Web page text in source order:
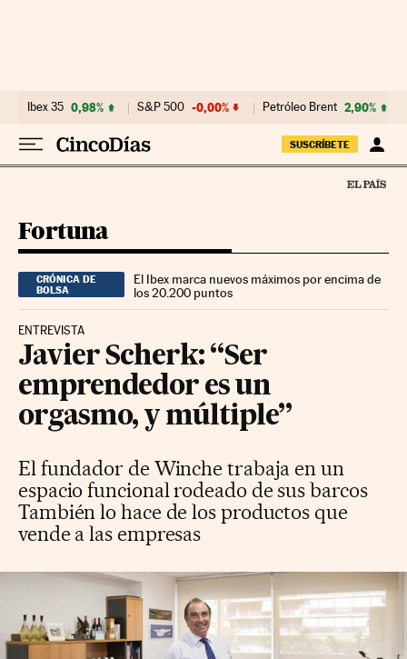
Ibex 35 0,98% S&P 500 -0,00% Petróleo Brent 2,90%
SUSCRÍBETE
Fortuna
CRÓNICA DE
BOLSA
El Ibex marca nuevos máximos por encima de
los 20.200 puntos
ENTREVISTA
Javier Scherk: “Ser
emprendedor es un
orgasmo, y múltiple”
El fundador de Winche trabaja en un
espacio funcional rodeado de sus barcos
También lo hace de los productos que
vende a las empresas